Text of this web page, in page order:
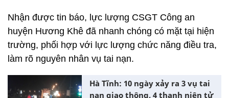
Nhận được tin báo, lực lượng CSGT Công an
huyện Hương Khê đã nhanh chóng có mặt tại hiện
trường, phối hợp với lực lượng chức năng điều tra,
làm rõ nguyên nhân vụ tai nạn.
Hà Tĩnh: 10 ngày xảy ra 3 vụ tai
nạn giao thông, 4 thanh niên tử